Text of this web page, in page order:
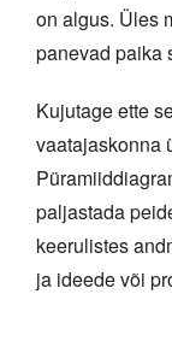
on algus. Üles
panevad paika
Kujutage ette
vaatajaskonna
paljastada
keerulistes
ja ideede või